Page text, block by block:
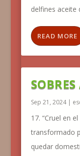
delfines aceite
READ MORE
Sep 21, 2024|
17. “Cruel en
transformado
quedar